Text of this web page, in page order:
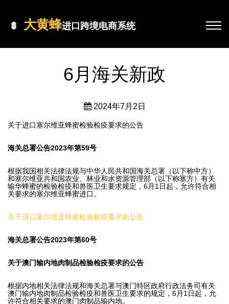
大黄蜂进口跨境电商系统
6月海关新政
2024年7月2日
关于进口塞尔维亚蜂蜜检验检疫要求的公告
海关总署公告2023年第59号
根据我国相关法律法规与中华人民共和国海关总署（以下称中方）
和塞尔维亚共和国农业、林业和水资源管理部（以下称塞方）有关
输华蜂蜜的检验检疫和兽医卫生要求规定，6月1日起，允许符合相
关要求的塞尔维亚蜂蜜进口。
关于进口塞尔维亚蜂蜜检验检疫要求的公告
海关总署公告2023年第60号
关于澳门输内地肉制品检验检疫要求的公告
根据内地相关法律法规和海关总署与澳门特区政府行政法务司有关
澳门输内地肉制品检验检疫和兽医卫生要求的规定，6月1日起，允
许符合相关要求的澳门肉制品输内地。